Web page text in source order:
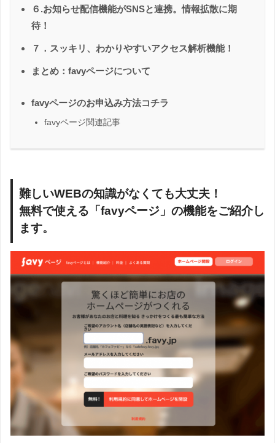
６.お知らせ配信機能がSNSと連携。情報拡散に期
待！
７．スッキリ、わかりやすいアクセス解析機能！
まとめ：favyページについて
favyページのお申込み方法コチラ
favyページ関連記事
難しいWEBの知識がなくても大丈夫！
無料で使える「favyページ」の機能をご紹介し
ます。